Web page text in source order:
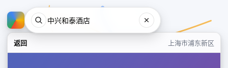
返回 上海市浦东新区